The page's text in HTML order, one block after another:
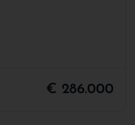
€ 286.000